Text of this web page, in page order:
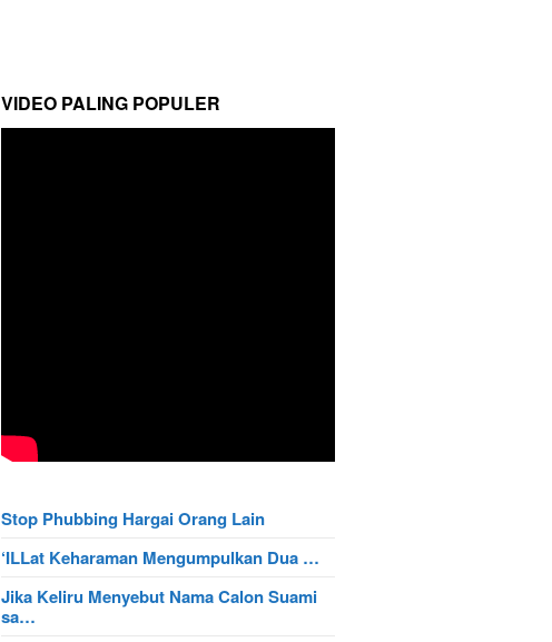
VIDEO PALING POPULER
Stop Phubbing Hargai Orang Lain
‘ILLat Keharaman Mengumpulkan Dua …
Jika Keliru Menyebut Nama Calon Suami
sa…